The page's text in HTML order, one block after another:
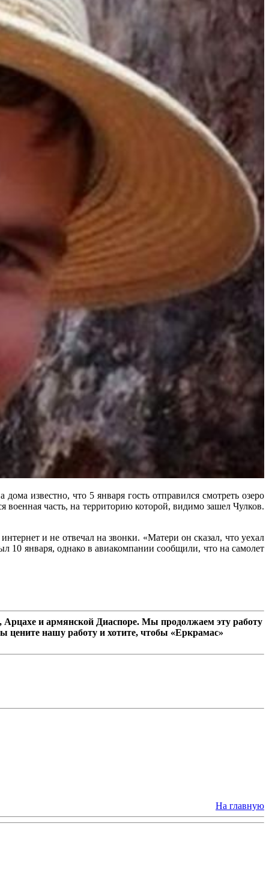
известно, что 5 января гость отправился смотреть озеро
военная часть, на территорию которой, видимо зашел Чулков.
и не отвечал на звонки. «Матери он сказал, что уехал
января, однако в авиакомпании сообщили, что на самолет
и армянской Диаспоре. Мы продолжаем эту работу
цените нашу работу и хотите, чтобы «Еркрамас»
На главную